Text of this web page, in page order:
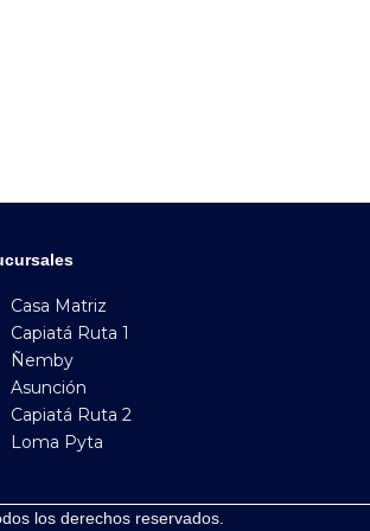
Casa Matriz
Capiatá Ruta 1
Ñemby
Asunción
Capiatá Ruta 2
Loma Pyta
los derechos reservados.